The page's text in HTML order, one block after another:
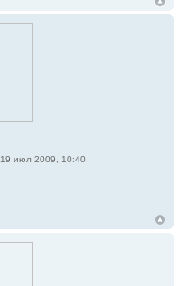
19 июл 2009, 10:40